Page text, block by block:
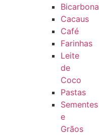
Cacaus
Café
Farinhas
Leite
de
Coco
Pastas
Sementes
e
Grãos